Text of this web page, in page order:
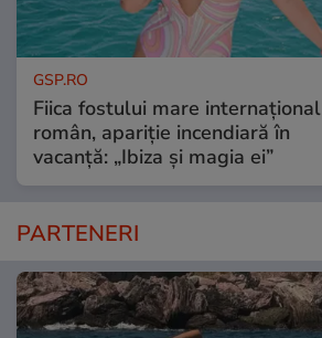
GSP.RO
Fiica fostului mare internațional
român, apariție incendiară în
vacanță: „Ibiza și magia ei”
PARTENERI